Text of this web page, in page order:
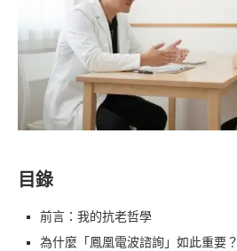
目錄
前言：我的抗老哲學
為什麼「鳳凰電波諮詢」如此重要？